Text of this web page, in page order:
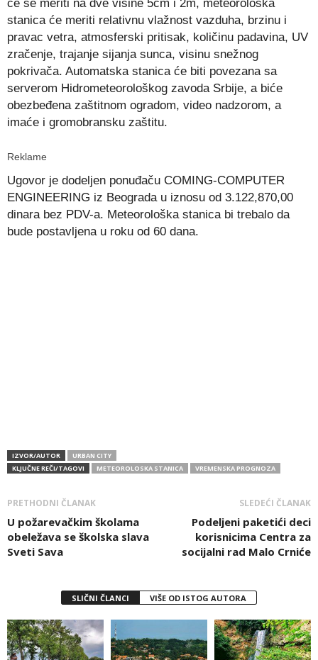
će se meriti na dve visine 5cm i 2m, meteorološka
stanica će meriti relativnu vlažnost vazduha, brzinu i
pravac vetra, atmosferski pritisak, količinu padavina, UV
zračenje, trajanje sijanja sunca, visinu snežnog
pokrivača. Automatska stanica će biti povezana sa
serverom Hidrometeorološkog zavoda Srbije, a biće
obezbeđena zaštitnom ogradom, video nadzorom, a
imaće i gromobransku zaštitu.
Reklame
Ugovor je dodeljen ponuđaču COMING-COMPUTER
ENGINEERING iz Beograda u iznosu od 3.122,870,00
dinara bez PDV-a. Meteorološka stanica bi trebalo da
bude postavljena u roku od 60 dana.
IZVOR/AUTOR
URBAN CITY
KLJUČNE REČI/TAGOVI
METEOROLOSKA STANICA VREMENSKA PROGNOZA
PRETHODNI ČLANAK
U požarevačkim školama
obeležava se školska slava
Sveti Sava
SLEDEĆI ČLANAK
Podeljeni paketići deci
korisnicima Centra za
socijalni rad Malo Crniće
SLIČNI ČLANCI VIŠE OD ISTOG AUTORA